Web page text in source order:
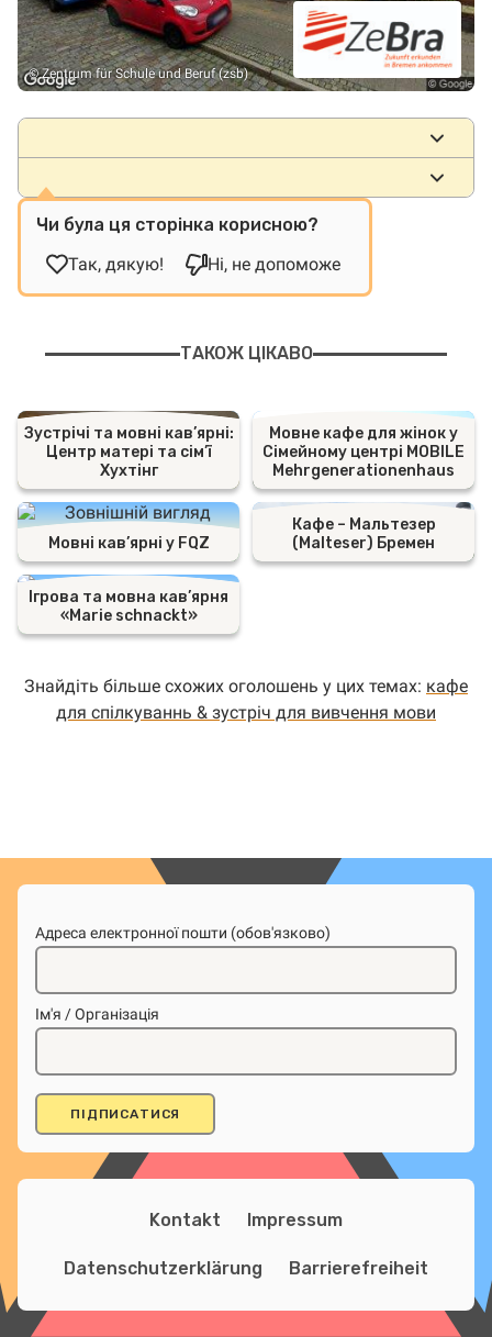
© Zentrum für Schule und Beruf (zsb)
Місця
знаходження
Чи була ця сторінка корисною?
Так, дякую!
Ні, не допоможе
ТАКОЖ ЦІКАВО
Зустрічі та мовні кав’ярні:
Центр матері та сім’ї
Хухтінг
Мовне кафе для жінок у
Сімейному центрі MOBILE
Mehrgenerationenhaus
Мовні кав’ярні у FQZ
Кафе – Мальтезер
(Malteser) Бремен
Ігрова та мовна кав’ярня
«Marie schnackt»
Знайдіть більше схожих оголошень у цих темах: кафе
для спілкуваннь & зустріч для вивчення мови
Адреса електронної пошти (обов'язково)
Ім'я / Організація
Kontakt Impressum
Datenschutzerklärung Barrierefreiheit